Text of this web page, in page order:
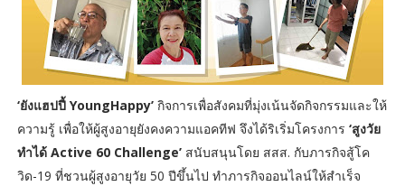
‘ยังแฮปปี้ YoungHappy’ กิจการเพื่อสังคมที่มุ่งเน้นจัดกิจกรรมและให้
ความรู้ เพื่อให้ผู้สูงอายุยังคงความแอคทีฟ จึงได้ริเริ่มโครงการ ‘สูงวัย
ทำได้ Active 60 Challenge’ สนับสนุนโดย สสส. กับภารกิจสู้โค
วิด-19 ที่ชวนผู้สูงอายุวัย 50 ปีขึ้นไป ทำภารกิจออนไลน์ให้สำเร็จ